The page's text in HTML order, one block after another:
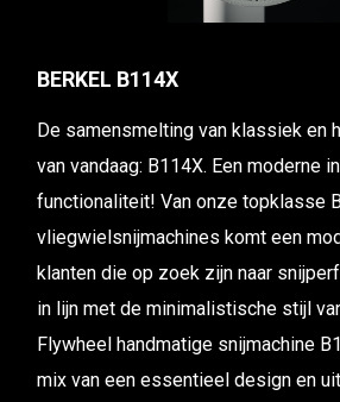
BERKEL B114X
De samensmelting van klassiek en
van vandaag: B114X. Een moderne
functionaliteit! Van onze topklasse
vliegwielsnijmachines komt een
klanten die op zoek zijn naar
in lijn met de minimalistische stijl
Flywheel handmatige snijmachine
mix van een essentieel design en